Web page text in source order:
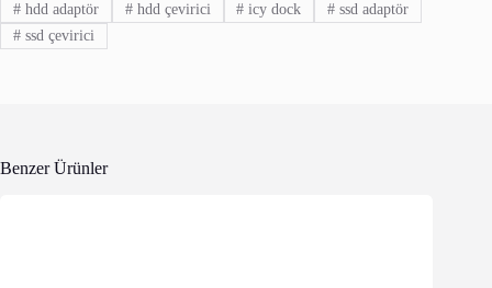
#hdd adaptör #hdd çevirici # icy dock # ssd adaptör
#ssd çevirici
Benzer Ürünler